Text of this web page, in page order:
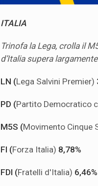
ITALIA
Trinofa la Lega, crolla il
d’Italia supera
LN (Lega Salvini Premier)
PD (Partito Democratico
M5S (Movimento Cinque
FI (Forza Italia) 8,78%
FDI (Fratelli d'Italia) 6,46%